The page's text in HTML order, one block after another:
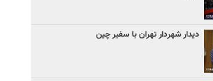
دیدار شهردار تهران با سفیر چین